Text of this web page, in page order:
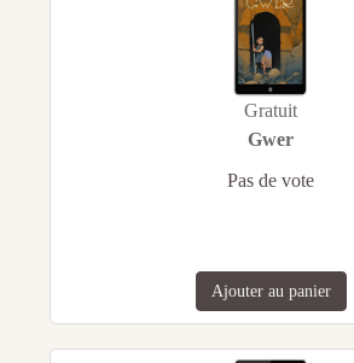
Gratuit
Gwer
Pas de vote
Ajouter au panier